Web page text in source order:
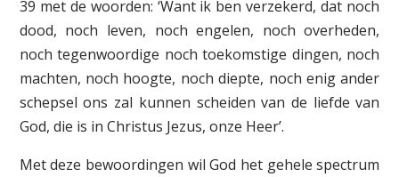
39 met de woorden: ‘Want ik ben verzekerd, dat noch
dood, noch leven, noch engelen, noch overheden,
noch tegenwoordige noch toekomstige dingen, noch
machten, noch hoogte, noch diepte, noch enig ander
schepsel ons zal kunnen scheiden van de liefde van
God, die is in Christus Jezus, onze Heer’.
Met deze bewoordingen wil God het gehele spectrum